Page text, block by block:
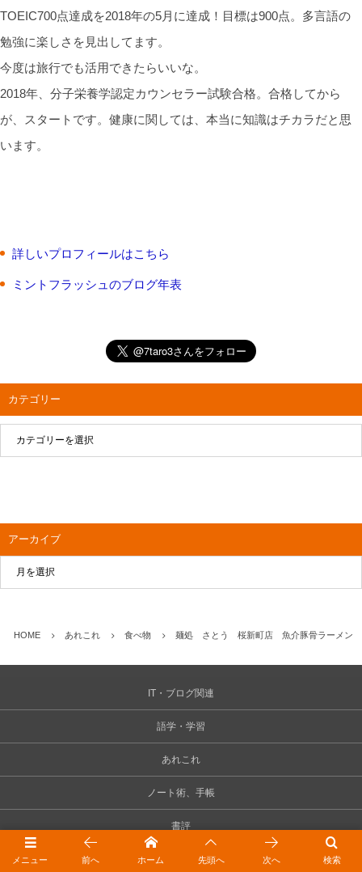
TOEIC700点達成を2018年の5月に達成！目標は900点。多言語の
勉強に楽しさを見出してます。
今度は旅行でも活用できたらいいな。
2018年、分子栄養学認定カウンセラー試験合格。合格してから
が、スタートです。健康に関しては、本当に知識はチカラだと思
います。
詳しいプロフィールはこちら
ミントフラッシュのブログ年表
カテゴリー
アーカイブ
HOME あれこれ 食べ物 麺処 さとう 桜新町店 魚介豚骨ラーメン
IT・ブログ関連
語学・学習
あれこれ
ノート術、手帳
書評
メニュー 検索
前へ ホーム 先頭へ 次へ